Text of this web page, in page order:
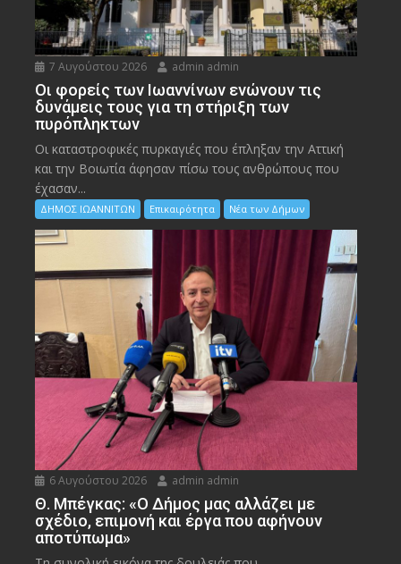
7 Αυγούστου 2026 admin admin
Οι φορείς των Ιωαννίνων ενώνουν τις
δυνάμεις τους για τη στήριξη των
πυρόπληκτων
Οι καταστροφικές πυρκαγιές που έπληξαν την Αττική
και την Bοιωτία άφησαν πίσω τους ανθρώπους που
έχασαν...
ΔΗΜΟΣ ΙΩΑΝΝΙΤΩΝ Επικαιρότητα Νέα των Δήμων
6 Αυγούστου 2026 admin admin
Θ. Μπέγκας: «Ο Δήμος μας αλλάζει με
σχέδιο, επιμονή και έργα που αφήνουν
αποτύπωμα»